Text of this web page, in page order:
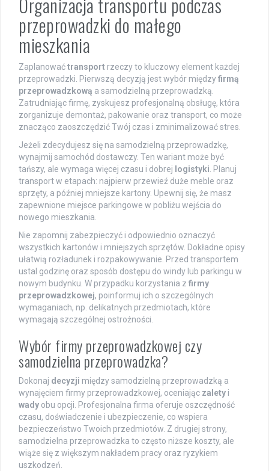
przeprowadzki do małego
mieszkania
Zaplanowaćtransport rzeczy to kluczowy element każdej
przeprowadzki. Pierwszą decyzją jest wybór międzyfirmą
przeprowadzkową a samodzielną przeprowadzką.
Zatrudniając firmę, zyskujesz profesjonalną obsługę, która
zorganizuje demontaż, pakowanie oraz transport, co może
znacząco zaoszczędzić Twój czas i zminimalizować stres.
Jeżeli zdecydujesz się na samodzielną przeprowadzkę,
wynajmij samochód dostawczy. Ten wariant może być
tańszy, ale wymaga więcej czasu i dobrej logistyki. Planuj
transport w etapach: najpierw przewieź duże meble oraz
sprzęty, a później mniejsze kartony. Upewnij się, że masz
zapewnione miejsce parkingowe w pobliżu wejścia do
nowego mieszkania.
Nie zapomnij zabezpieczyć i odpowiednio oznaczyć
wszystkich kartonów i mniejszych sprzętów. Dokładne opisy
ułatwią rozładunek i rozpakowywanie. Przed transportem
ustal godzinę oraz sposób dostępu do windy lub parkingu w
nowym budynku. W przypadku korzystania z firmy
przeprowadzkowej, poinformuj ich o szczególnych
wymaganiach, np. delikatnych przedmiotach, które
wymagają szczególnej ostrożności.
Wybór firmy przeprowadzkowej czy
samodzielna przeprowadzka?
Dokonaj decyzji między samodzielną przeprowadzką a
wynajęciem firmy przeprowadzkowej, oceniając zalety i
wady obu opcji. Profesjonalna firma oferuje oszczędność
czasu, doświadczenie i ubezpieczenie, co wspiera
bezpieczeństwo Twoich przedmiotów. Z drugiej strony,
samodzielna przeprowadzka to często niższe koszty, ale
wiąże się z większym nakładem pracy oraz ryzykiem
uszkodzeń.